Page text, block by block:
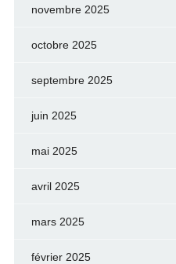
novembre 2025
octobre 2025
septembre 2025
juin 2025
mai 2025
avril 2025
mars 2025
février 2025